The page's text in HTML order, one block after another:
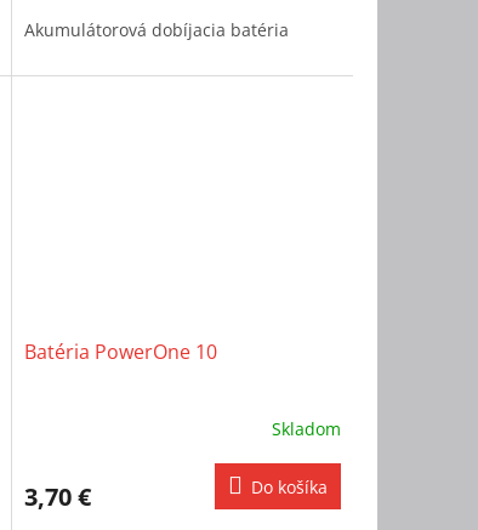
Akumulátorová dobíjacia batéria
Batéria PowerOne 10
Skladom
3,70 € Do košíka